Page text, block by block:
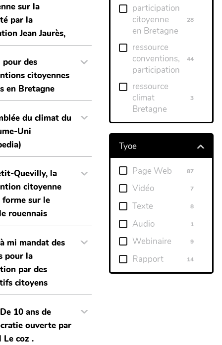
participation
citoyenne
en Bretagne
28
ressource
conventions,
participation
44
ressource
climat
Bretagne
3
Tyoe
Page Web 87
Vidéo 7
Texte 8
Audio 1
Webinaire 9
Rapport 14
sur la
par la
Jean Jaurès,
pour des
citoyennes
en Bretagne
du climat du
Uni
Quevilly, la
citoyenne
forme sur le
rouennais
mi mandat des
pour la
par des
citoyens
10 ans de
ouverte par
Le coz .